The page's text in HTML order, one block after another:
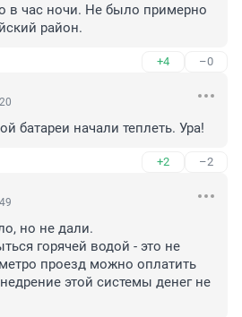
в час ночи. Не было примерно
район.
+4 –0
батареи начали теплеть. Ура!
+2 –2
но не дали.
горячей водой - это не
проезд можно оплатить
этой системы денег не